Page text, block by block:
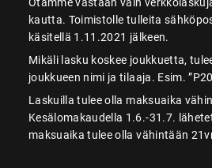
kautta. Toimistolle tulleita
käsitellä 1.11.2021 jälkeen.
Mikäli lasku koskee joukkuetta,
joukkueen nimi ja tilaaja. Esim.
Laskuilla tulee olla maksuaika
Kesälomakaudella 1.6.-31.7.
maksuaika tulee olla vähintään